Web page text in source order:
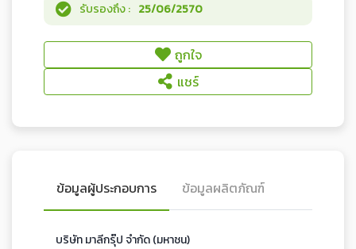
รับรองถึง : 25/06/2570
ถูกใจ
แชร์
ข้อมูลผู้ประกอบการ ข้อมูลผลิตภัณฑ์
บริษัท มาลีกรุ๊ป จำกัด (มหาชน)